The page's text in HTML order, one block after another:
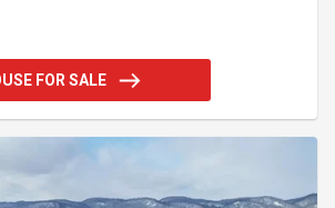
unique. Propriété 28 x 28 à
salle de bain avec douche, sous-
6 pi, 2 portes-patio 8 x 10,
et réseau cellulaire
FOR SALE